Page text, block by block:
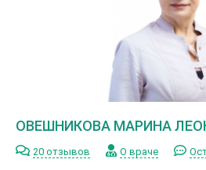
ОВЕШНИКОВА МАРИНА
20 отзывов О враче